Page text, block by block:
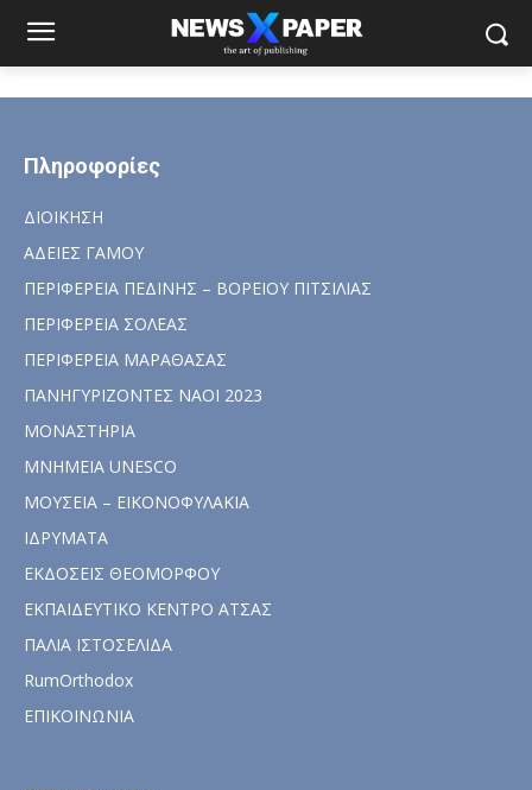
Πληροφορίες
ΔΙΟΙΚΗΣΗ
ΑΔΕΙΕΣ ΓΑΜΟΥ
ΠΕΡΙΦΕΡΕΙΑ ΠΕΔΙΝΗΣ – ΒΟΡΕΙΟΥ ΠΙΤΣΙΛΙΑΣ
ΠΕΡΙΦΕΡΕΙΑ ΣΟΛΕΑΣ
ΠΕΡΙΦΕΡΕΙΑ ΜΑΡΑΘΑΣΑΣ
ΠΑΝΗΓΥΡΙΖΟΝΤΕΣ ΝΑΟΙ 2023
ΜΟΝΑΣΤΗΡΙΑ
ΜΝΗΜΕΙΑ UNESCO
ΜΟΥΣΕΙΑ – ΕΙΚΟΝΟΦΥΛΑΚΙΑ
ΙΔΡΥΜΑΤΑ
ΕΚΔΟΣΕΙΣ ΘΕΟΜΟΡΦΟΥ
ΕΚΠΑΙΔΕΥΤΙΚΟ ΚΕΝΤΡΟ ΑΤΣΑΣ
ΠΑΛΙΑ ΙΣΤΟΣΕΛΙΔΑ
RumOrthodox
ΕΠΙΚΟΙΝΩΝΙΑ